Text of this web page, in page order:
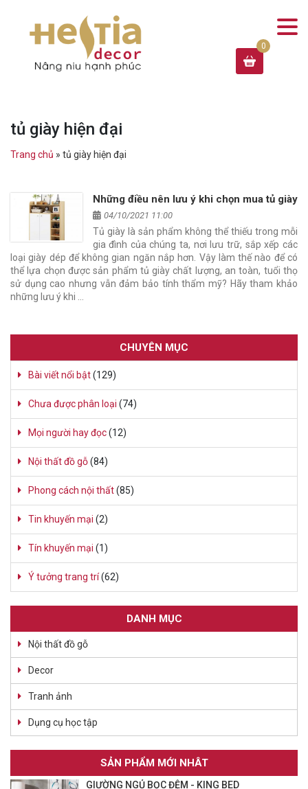
tủ giày hiện đại
Trang chủ » tủ giày hiện đại
Những điều nên lưu ý khi chọn mua tủ giày
04/10/2021 11:00
Tủ giày là sản phẩm không thể thiếu trong mỗi
gia đình của chúng ta, nơi lưu trữ, sắp xếp các
loại giày dép để không gian ngăn nắp hơn. Vậy làm thế nào để có
thể lựa chọn được sản phẩm tủ giày chất lượng, an toàn, tuổi thọ
sử dụng cao nhưng vẫn đảm bảo tính thẩm mỹ? Hãy tham khảo
những lưu ý khi …
CHUYÊN MỤC
Bài viết nổi bật(129)
Chưa được phân loại (74)
Mọi người hay đọc(12)
Nội thất đồ gỗ(84)
Phong cách nội thất(85)
Tin khuyến mại (2)
Tín khuyến mại (1)
Ý tưởng trang trí(62)
DANH MỤC
Nội thất đồ gỗ
Decor
Tranh ảnh
Dụng cụ học tập
SẢN PHẨM MỚI NHÂT
GIƯỜNG NGỦ BỌC ĐỆM - KING BED